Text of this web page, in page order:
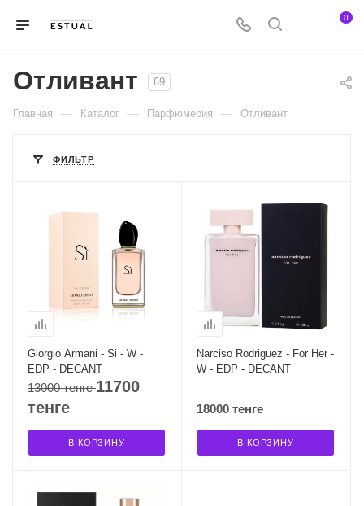
0
Отливант 69
Главная — Каталог — Парфюмерия — Отливант
ФИЛЬТР
Giorgio Armani - Si - W -
EDP - DECANT
13000 тенге11700
тенге
В КОРЗИНУ
Narciso Rodriguez - For Her -
W - EDP - DECANT
18000 тенге
В КОРЗИНУ